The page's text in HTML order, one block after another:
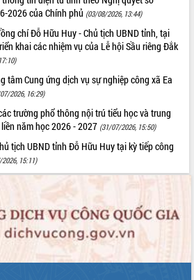
với
chế
cầu
gặp
Chí
liệt sĩ
trong
quy
Môi
sát
gói
2026 của Chính phủ (03/08/2026, 13:44)
chí Đỗ Hữu Huy - Chủ tịch UBND tỉnh, tại
khai các nhiệm vụ của Lễ hội Sầu riêng Đắk
tâm Cung ứng dịch vụ sự nghiệp công xã Ea
2026, 16:29)
trường phổ thông nội trú tiểu học và trung
năm học 2026 - 2027 (31/07/2026, 15:50)
tịch UBND tỉnh Đỗ Hữu Huy tại kỳ tiếp công
15:11)